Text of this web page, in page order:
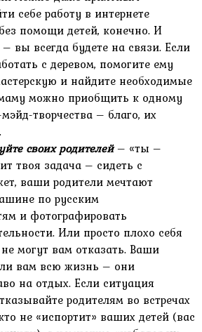
себе работу в интернете
помощи детей, конечно. И
вы всегда будете на связи. Если
с деревом, помогите ему
и найдите необходимые
можно приобщить к одному
творчества – благо, их
своих родителей– «ты –
твоя задача – сидеть с
ваши родители мечтают
по русским
и фотографировать
Или просто плохо себя
могут вам отказать. Ваши
вам всю жизнь – они
на отдых. Если ситуация
родителям во встречах
не «испортит» ваших детей (вас